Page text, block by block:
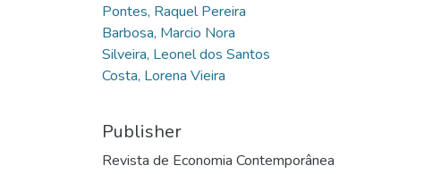
Pontes, Raquel Pereira
Barbosa, Marcio Nora
Silveira, Leonel dos Santos
Costa, Lorena Vieira
Publisher
Revista de Economia Contemporânea